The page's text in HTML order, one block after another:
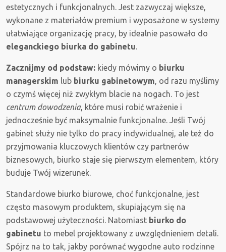
estetycznych i funkcjonalnych. Jest zazwyczaj większe,
wykonane z materiałów premium i wyposażone w systemy
ułatwiające organizację pracy, by idealnie pasowało do
eleganckiego biurka do gabinetu.
Zacznijmy od podstaw: kiedy mówimy o biurku
managerskim lub biurku gabinetowym, od razu myślimy
o czymś więcej niż zwykłym blacie na nogach. To jest
centrum dowodzenia, które musi robić wrażenie i
jednocześnie być maksymalnie funkcjonalne. Jeśli Twój
gabinet służy nie tylko do pracy indywidualnej, ale też do
przyjmowania kluczowych klientów czy partnerów
biznesowych, biurko staje się pierwszym elementem, który
buduje Twój wizerunek.
Standardowe biurko biurowe, choć funkcjonalne, jest
często masowym produktem, skupiającym się na
podstawowej użyteczności. Natomiast biurko do
gabinetu to mebel projektowany z uwzględnieniem detali.
Spójrz na to tak, jakby porównać wygodne auto rodzinne